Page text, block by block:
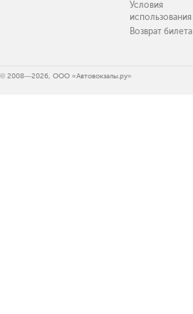
Условия
использования
Возврат билета
© 2008—2026, ООО «Автовокзалы.ру»